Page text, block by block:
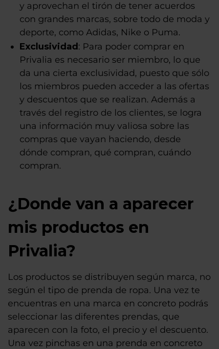
y aprovechan el tirón de tener acuerdos
con grandes marcas, sobre todo de moda y
deporte, como Adidas, Nike o Puma.
Exclusividad : Para poder comprar en
Privalia es necesario ser miembro, lo que
da una cierta exclusividad, puesto que sólo
los miembros pueden acceder a las ofertas
y descuentos que se realizan. Además a
través del registro de los clientes, se logra
una información muy valiosa sobre las
compras que vayan haciendo, desde
dónde compran, qué compran, cuándo
compran.
¿Donde van a aparecer
mis productos en
Privalia?
Los productos se distribuyen según marca, no
según el tipo de prenda de ropa. Una vez te
encuentras en una marca en concreto podrás
seleccionar las diferentes prendas, que
aparecen con la foto, el precio y el descuento.
Una vez pinchas en una prenda en concreto